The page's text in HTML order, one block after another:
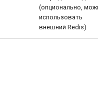
(опционально,
использовать
внешний Redis)